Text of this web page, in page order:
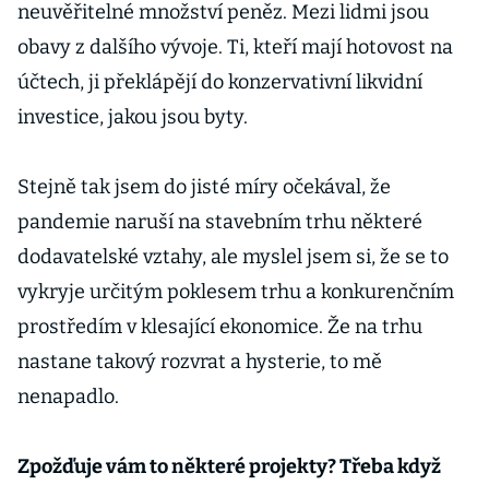
neuvěřitelné množství peněz. Mezi lidmi jsou
obavy z dalšího vývoje. Ti, kteří mají hotovost na
účtech, ji překlápějí do konzervativní likvidní
investice, jakou jsou byty.
Stejně tak jsem do jisté míry očekával, že
pandemie naruší na stavebním trhu některé
dodavatelské vztahy, ale myslel jsem si, že se to
vykryje určitým poklesem trhu a konkurenčním
prostředím v klesající ekonomice. Že na trhu
nastane takový rozvrat a hysterie, to mě
nenapadlo.
Zpožďuje vám to některé projekty? Třeba když